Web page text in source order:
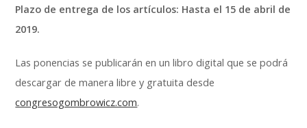
Plazo de entrega de los artículos: Hasta el 15 de abril de
2019.
Las ponencias se publicarán en un libro digital que se podrá
descargar de manera libre y gratuita desde
congresogombrowicz.com.